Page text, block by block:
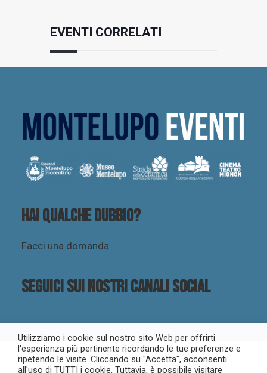
EVENTI CORRELATI
Hai qualche dubbio?
Facci una domanda
Seguici sui nostri canali social
Utilizziamo i cookie sul nostro sito Web per offrirti
l'esperienza più pertinente ricordando le tue preferenze e
ripetendo le visite. Cliccando su "Accetta", acconsenti
all'uso di TUTTI i cookie. Tuttavia, è possibile visitare